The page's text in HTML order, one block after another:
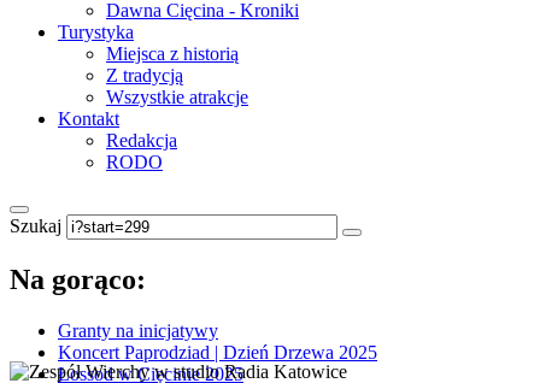
Dawna Cięcina - Kroniki
Turystyka
Miejsca z historią
Z tradycją
Wszystkie atrakcje
Kontakt
Redakcja
RODO
Szukaj
Na gorąco:
Granty na inicjatywy
Koncert Paprodziad | Dzień Drzewa 2025
Łossod w Cięcinie 2025